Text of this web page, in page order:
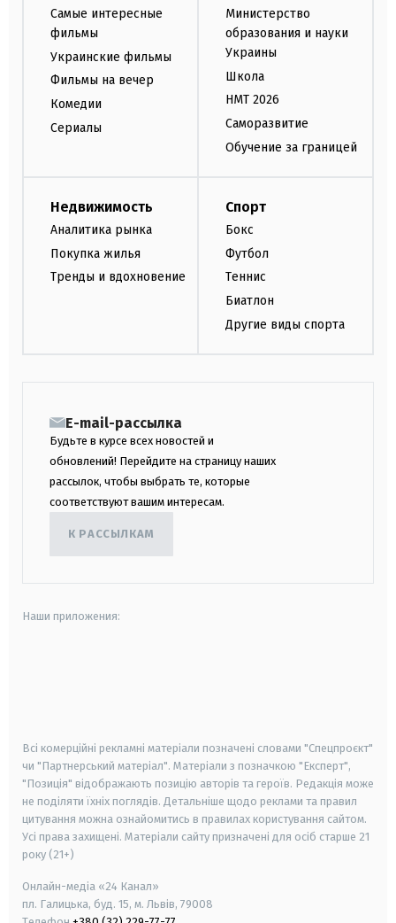
Самые интересные
фильмы
Украинские фильмы
Фильмы на вечер
Комедии
Сериалы
Министерство
образования и науки
Украины
Школа
НМТ 2026
Саморазвитие
Обучение за границей
Недвижимость
Аналитика рынка
Покупка жилья
Тренды и вдохновение
Спорт
Бокс
Футбол
Теннис
Биатлон
Другие виды спорта
E-mail-рассылка
Будьте в курсе всех новостей и
обновлений! Перейдите на страницу наших
рассылок, чтобы выбрать те, которые
соответствуют вашим интересам.
К РАССЫЛКАМ
Наши приложения:
Всі комерційні рекламні матеріали позначені словами "Спецпроєкт"
чи "Партнерський матеріал". Матеріали з позначкою "Експерт",
"Позиція" відображають позицію авторів та героїв. Редакція може
не поділяти їхніх поглядів. Детальніше щодо реклами та правил
цитування можна ознайомитись в правилах користування сайтом.
Усі права захищені. Матеріали сайту призначені для осіб старше 21
року (21+)
Онлайн-медіа «24 Канал»
пл. Галицька, буд. 15, м. Львів, 79008